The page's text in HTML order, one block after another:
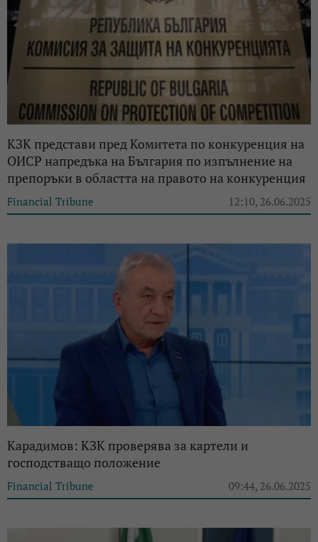
КЗК представи пред Комитета по конкуренция на
ОИСР напредъка на България по изпълнение на
препоръки в областта на правото на конкуренция
Financial Tribune 12:10, 26.06.2025
Карадимов: КЗК проверява за картели и
господстващо положение
Financial Tribune 09:44, 26.06.2025